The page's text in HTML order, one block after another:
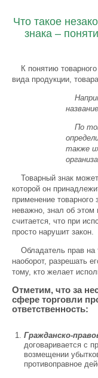
Что такое
знака –
К понятию
вида продукции,
По
также
Товарный знак
которой он
применение товарного
неважно, знал об этом
считается, что при
просто нарушит закон.
Обладатель прав на
наоборот, разрешать
тому, кто желает
Отметим, что за
сфере торговли
ответственность:
Гражданско-
договаривается с
возмещении
противоправное